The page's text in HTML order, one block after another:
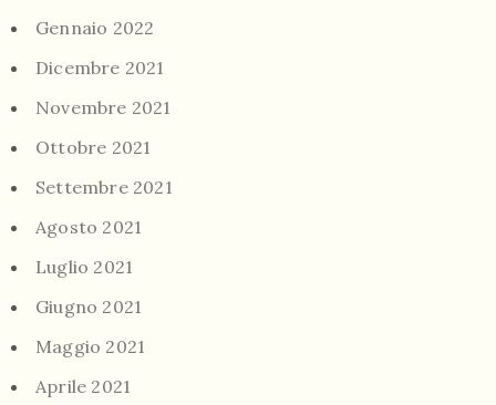
Gennaio 2022
Dicembre 2021
Novembre 2021
Ottobre 2021
Settembre 2021
Agosto 2021
Luglio 2021
Giugno 2021
Maggio 2021
Aprile 2021